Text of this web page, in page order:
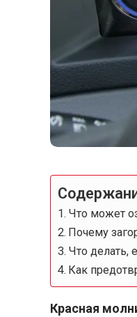
Что может
Почему
Что делать,
Как
Красная